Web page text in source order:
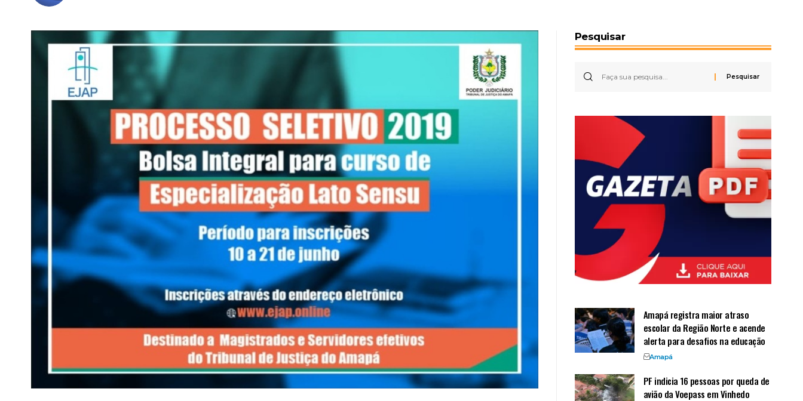
Pesquisar
Amapá registra maior atraso
escolar da Região Norte e acende
alerta para desafios na educação
Amapá
PF indicia 16 pessoas por queda de
avião da Voepass em Vinhedo